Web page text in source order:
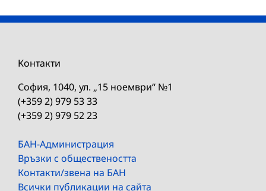
Контакти
София, 1040, ул. „15 ноември“ №1
(+359 2) 979 53 33
(+359 2) 979 52 23
БАН-Администрация
Връзки с обществеността
Контакти/звена на БАН
Всички публикации на сайта